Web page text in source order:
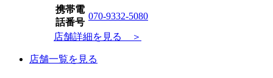
携帯電
話番号
070-9332-5080
店舗詳細を見る ＞
店舗一覧を見る